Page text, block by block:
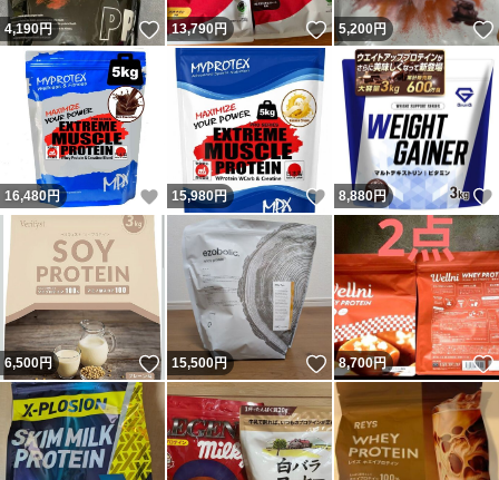
4,190円 いいね！
13,790円 いいね！
5,200円
16,480円 いいね！
15,980円 いいね！
8,880円
6,500円 いいね！
15,500円 いいね！
8,700円